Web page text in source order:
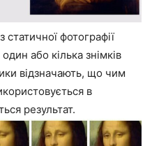
фотографії
або кілька знімків
відзначають, що чим
в
результат.